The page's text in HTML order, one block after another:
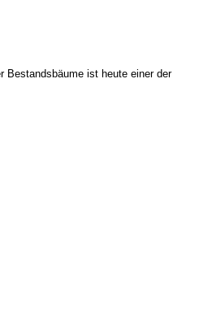
Bestandsbäume ist heute einer der